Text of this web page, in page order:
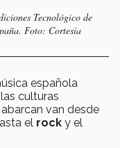
Tecnológico de
Foto: Cortesía
española
culturas
van desde
el rock y el